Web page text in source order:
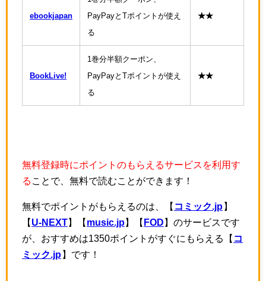
ebookjapan PayPayとTポイントが使え
る
★★
BookLive!
1巻分半額クーポン、
PayPayとTポイントが使え
る
★★
無料登録時にポイントのもらえるサービスを利用す
る ことで、無料で読むことができます！
無料でポイントがもらえるのは、【 コミック.jp 】
【 U-NEXT】【 music.jp】【 FOD 】のサービスです
が、おすすめは1350ポイントがすぐにもらえる【 コ
ミック.jp 】です！